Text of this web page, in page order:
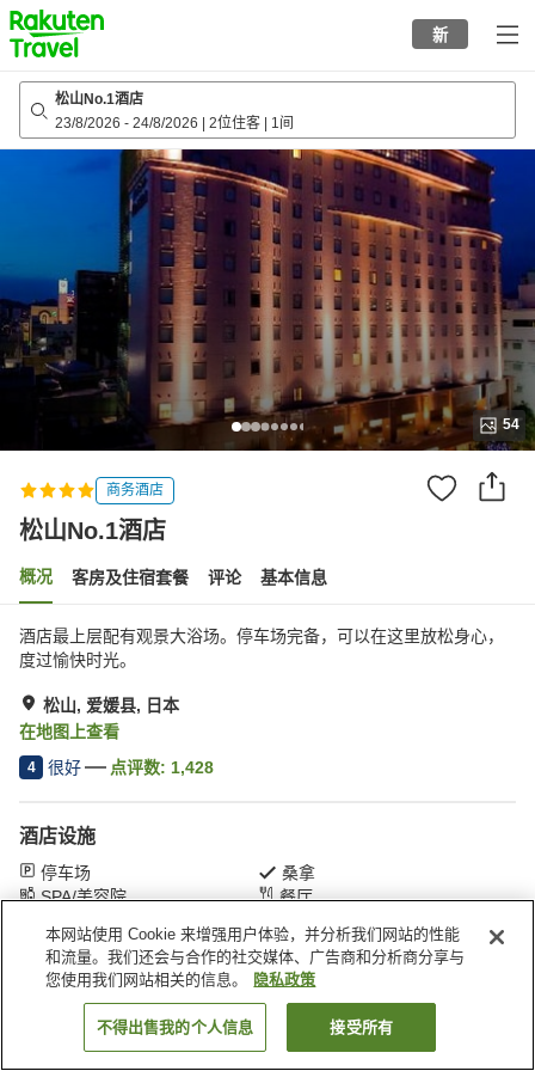
to
top
page
新
松山No.1酒店
23/8/2026 - 24/8/2026 2位住客 1间
54
商务酒店
松山No.1酒店
概况 客房及住宿套餐 评论 基本信息
酒店最上层配有观景大浴场。停车场完备，可以在这里放松身心，
度过愉快时光。
松山, 爱媛县, 日本
在地图上查看
4 很好 点评数: 1,428
酒店设施
停车场
桑拿
SPA/美容院
餐厅
首页 日本 爱媛县 松山 松山No.1酒店
搜索客房
本网站使用 Cookie 来增强用户体验，并分析我们网站的性能
和流量。我们还会与合作的社交媒体、广告商和分析商分享与
您使用我们网站相关的信息。
隐私政策
不得出售我的个人信息 接受所有